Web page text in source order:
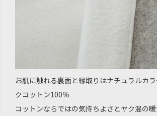
お肌に触れる裏面と縁取りはナチュラルカ
クコットン100％
コットンならではの気持ちよさとヤク混の